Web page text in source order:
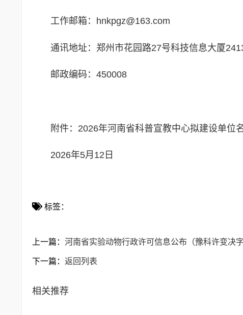
工作邮箱：hnkpgz@163.com
通讯地址：郑州市花园路27号科技信息大厦
邮政编码：450008
附件： 2026年河南省科普宣教中心拟建设单位
2026年5月12日
标签：
上一篇： 河南省实验动物行政许可信息公布（豫科许变决
下一篇： 返回列表
相关推荐